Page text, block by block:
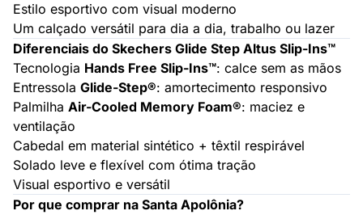
Estilo esportivo com visual moderno
Um calçado versátil para dia a dia, trabalho ou lazer
Diferenciais do Skechers Glide Step Altus Slip-Ins™
Tecnologia Hands Free Slip-Ins™: calce sem as mãos
Entressola Glide-Step®: amortecimento responsivo
Palmilha Air-Cooled Memory Foam®: maciez e
ventilação
Cabedal em material sintético + têxtil respirável
Solado leve e flexível com ótima tração
Visual esportivo e versátil
Por que comprar na Santa Apolônia?